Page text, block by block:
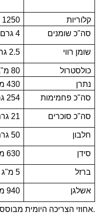
קלוריות
1250
סה"כ שומנים
4 גרם
שומן רווי 2.5 גרם
כולסטרול 80 מ"ג
נתרן
430 מ"ג
סה"כ פחמימות
254 גרם
סה"כ סוכרים 21 גרם
חלבון 50 גרם
סידן 630 מ"ג
ברזל 5 מ"ג
אשלגן 940 מ"ג
.אחוזי הצריכה היומית מבוססים על